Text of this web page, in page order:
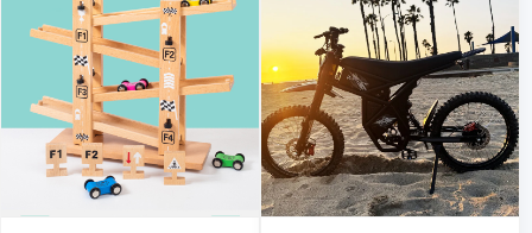
разбрызгиватель,
полноприводный
спортивный автомобиль,
автомобиль с
дистанционным
управлением,
игрушечный автомобиль
для мальчиков